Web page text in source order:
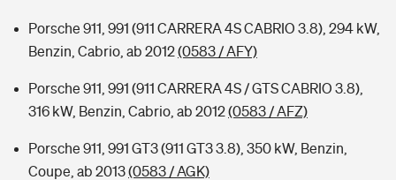
Porsche 911, 991 (911 CARRERA 4S CABRIO 3.8), 294 kW,
Benzin, Cabrio, ab 2012(0583 / AFY)
Porsche 911, 991 (911 CARRERA 4S / GTS CABRIO 3.8),
316 kW, Benzin, Cabrio, ab 2012(0583 / AFZ)
Porsche 911, 991 GT3 (911 GT3 3.8), 350 kW, Benzin,
Coupe, ab 2013(0583 / AGK)